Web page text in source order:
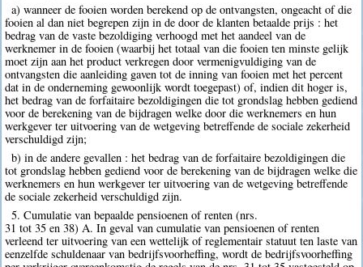
a) wanneer de fooien worden berekend op de ontvangsten, ongeacht of die
fooien al dan niet begrepen zijn in de door de klanten betaalde prijs : het
bedrag van de vaste bezoldiging verhoogd met het aandeel van de
werknemer in de fooien (waarbij het totaal van die fooien ten minste gelijk
moet zijn aan het product verkregen door vermenigvuldiging van de
ontvangsten die aanleiding gaven tot de inning van fooien met het percent
dat in de onderneming gewoonlijk wordt toegepast) of, indien dit hoger is,
het bedrag van de forfaitaire bezoldigingen die tot grondslag hebben gediend
voor de berekening van de bijdragen welke door die werknemers en hun
werkgever ter uitvoering van de wetgeving betreffende de sociale zekerheid
verschuldigd zijn;
b) in de andere gevallen : het bedrag van de forfaitaire bezoldigingen die
tot grondslag hebben gediend voor de berekening van de bijdragen welke die
werknemers en hun werkgever ter uitvoering van de wetgeving betreffende
de sociale zekerheid verschuldigd zijn.
5. Cumulatie van bepaalde pensioenen of renten (nrs.
31 tot 35 en 38) A. In geval van cumulatie van pensioenen of renten
verleend ter uitvoering van een wettelijk of reglementair statuut ten laste van
eenzelfde schuldenaar van bedrijfsvoorheffing, wordt de bedrijfsvoorheffing